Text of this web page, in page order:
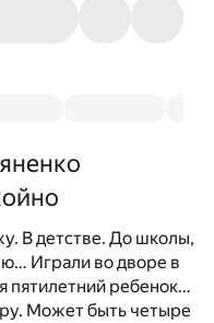
В детстве. До школы,
Играли во дворе в
пятилетний ребенок…
Может быть четыре